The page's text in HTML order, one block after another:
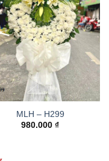
MLH – H299
980.000 ₫